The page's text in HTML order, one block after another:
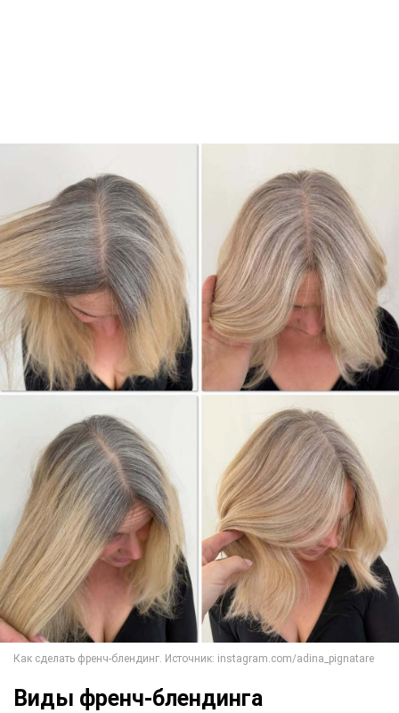
Виды френч-блендинга